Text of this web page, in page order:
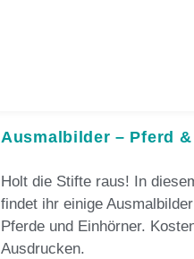
Ausmalbilder – Pferd
Holt die Stifte raus! In
findet ihr einige
Pferde und Einhörner.
Ausdrucken.